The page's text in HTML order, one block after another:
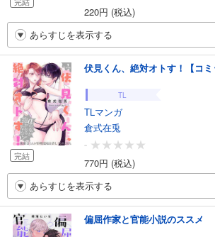
220円 (税込)
あらすじを表示する
完結
伏見くん、絶対オトす！【コミ
TL
TLマンガ
倉式在兎
-
770円 (税込)
あらすじを表示する
偏屈作家と官能小説のススメ